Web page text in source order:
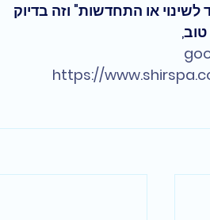
או התחדשות" וזה בדיוק
https://